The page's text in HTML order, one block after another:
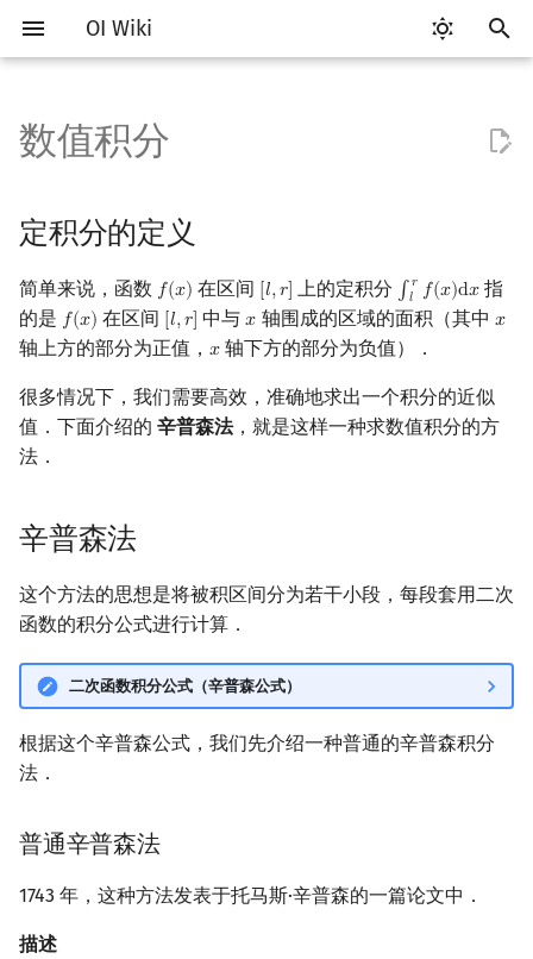
OI Wiki
入
以
始
搜
索
Getting Started
关于本项目
如何参与
OI Wiki 不是什么
格式手册
数学符号表
致谢
比赛相关简介
赛事
题型
学习路线
学习资源
技巧
常见错误
常见技巧
工具软件简介
代码编辑工具
VS Code
Atom
Eclipse
Xcode
评测工具 Cena
CCR Plus
Lemon
命令行
命令行编译与调试
编译器
Testlib
Generator
Validator
Interactor
Polygon
OJ 工具
Git
语言基础简介
C++ 基础
变量
运算
流程控制语句
C++ 标准库 STL 算法
bitset
string
C++ 进阶
值类别
重载运算符
引用
C++ 与其他常用语言的区别
Pascal 转 C++ 急救
Java 进阶
算法基础简介
复杂度
枚举
模拟
递归 & 分治
贪心
冒泡排序
插入排序
计数排序
希尔排序
二分
倍增
构造
搜索部分简介
DFS（搜索）
BFS（搜索）
双向搜索
启发式搜索
A*
回溯法
Dancing Links
Alpha–Beta 剪枝
动态规划部分简介
动态规划基础
记忆化搜索
背包 DP
区间 DP
DAG 上的 DP
数位 DP
插头 DP
计数 DP
概率 DP
斜率优化
四边形不等式优化
Slope Trick 优化
字符串部分简介
字符串基础
标准库
字符串匹配
字符串哈希
字典树 (Trie)
Z 函数（扩展 KMP）
AC 自动机
后缀数组 (SA)
后缀平衡树
数字系统简介
进位制
平衡三进制
格雷码
数论基础
模算术简介
素数
最大公约数
欧拉函数
筛法
费马小定理 & 欧拉定理
模逆元
线性同余方程
升幂引理
多项式与生成函数简介
代数基本定理
快速傅里叶变换
快速数论变换
快速沃尔什变换
Chirp Z 变换
多项式初等函数
常系数齐次线性递推
多项式平移|连续点值平移
Lagrange 反演
排列组合
抽屉原理
容斥原理
斐波那契数列
错位排列
卡特兰数
伯努利数
Entringer Number
Eulerian Number
范德蒙德卷积
线性代数简介
向量
内积和外积
矩阵
初等变换
行列式
线性映射
特征多项式
对角化
线性规划基础
单纯形法
基本概念
群论
环论
域论
Schreier–Sims 算法
基本概念
条件概率与独立性
随机变量
随机变量的数字特征
概率不等式
博弈论简介
公平组合游戏
零和游戏
非公平组合游戏
定积分的定义
辛普森法
普通辛普森法
描述
误差
参考资料
数据结构部分简介
栈
队列
链表
哈希表
并查集
配对堆
左偏树
块状链表
树分块
Sqrt Tree
单调栈
单调队列
ST 表
线段树
李超线段树
猫树
区间最值操作 & 区间历史
值
Splay 树
WBLT
替罪羊树
AA 树
可持久化块状数组
可持久化平衡树
可持久化字典树
线段树套平衡树
树状数组套权值线段树
分块套树状数组
Euler Tour Tree
Top Tree
图论部分简介
图论相关概念
图的存储
DFS（图论）
BFS（图论）
树上问题
树的中心
树的重心
最近公共祖先
AHU 算法
最短路问题
k 短路
同余最短路
生成树问题
最小直径生成树
斯坦纳树
连通性相关
割点和桥
圆方树
点/边连通度
最小割
费用流
上下界网络流
二分图最大权匹配
一般图最大匹配
一般图最大权匹配
计算几何部分简介
二维计算几何基础
三维计算几何基础
距离
Pick 定理
三角剖分
旋转卡壳
半平面交
平面最近点对
反演变换
杂项简介
离散化
双指针
离线算法
整体二分
莫队算法
分数规划
随机化
爬山算法
模拟退火
计算理论基础
字节顺序
约瑟夫问题
在一台机器上规划任务
RMQ
并查集应用
括号序列
线段树与离线询问
数值积分
定积分的定义
简单来说，函数 𝑓(𝑥)
f(x) 在区间 [𝑙,𝑟]
[l,r] 上的定积分 ∫𝑟
𝑙 𝑓(𝑥)d𝑥
∫lr f(x)dx
指
的是 𝑓(𝑥)
f(x) 在区间 [𝑙,𝑟]
[l,r] 中与𝑥
x 轴围成的区域的面积（其中 𝑥
x
轴上方的部分为正值， 𝑥
x 轴下方的部分为负值）．
很多情况下，我们需要高效，准确地求出一个积分的近似
值．下面介绍的 辛普森法，就是这样一种求数值积分的方
法．
辛普森法
这个方法的思想是将被积区间分为若干小段，每段套用二次
函数的积分公式进行计算．
二次函数积分公式（辛普森公式）
根据这个辛普森公式，我们先介绍一种普通的辛普森积分
法．
普通辛普森法
1743 年，这种方法发表于托马斯·辛普森的一篇论文中．
描述